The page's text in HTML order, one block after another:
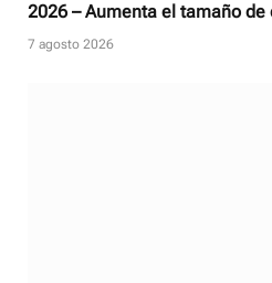
2026 – Aumenta el tamaño
7 agosto 2026